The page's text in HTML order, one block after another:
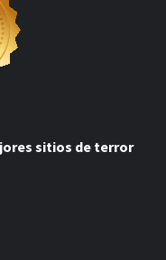
sitios de terror